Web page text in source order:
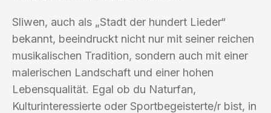
Sliwen, auch als „Stadt der hundert Lieder“
bekannt, beeindruckt nicht nur mit seiner reichen
musikalischen Tradition, sondern auch mit einer
malerischen Landschaft und einer hohen
Lebensqualität. Egal ob du Naturfan,
Kulturinteressierte oder Sportbegeisterte/r bist, in